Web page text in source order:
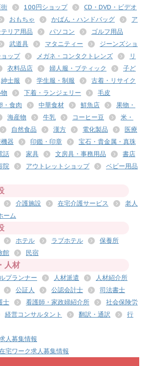
100円ショップ
CD・DVD・ビデオ
おもちゃ かばん・ハンドバッグ
ア
リア用品 パソコン
ゴルフ用品
武道具 マタニティー
ジーンズショ
ップ メガネ・コンタクトレンズ
リ
衣料品店 婦人服・ブティック
子ど
紳士服 学生服・制服
古着・リサイク
下着・ランジェリー
毛皮
・食肉 中華食材 鮮魚店
果物・
海産物 牛乳 コーヒー豆
米・
自然食品 漢方 電化製品
医療
器 印鑑・印章
宝石・貴金属・真珠
話 家具 文房具・事務用品
書店
院 アウトレットショップ
ベビー用品
介護施設 在宅介護サービス
老人
ーム
ホテル ラブホテル
保養所
館 民宿
人材
プランナー 人材派遣
人材紹介所
公証人 公認会計士
司法書士
士 看護師・家政婦紹介所
社会保険労
経営コンサルタント 翻訳・通訳
行
人募集情報
宅ワーク求人募集情報